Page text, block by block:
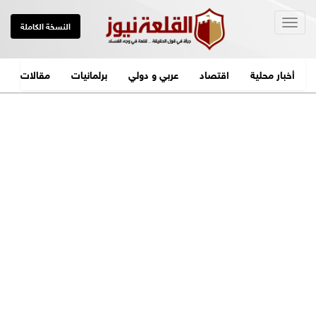
النسخة الكاملة
أخبار محلية اقتصاد عربي و دولي برلمانيات مقالات